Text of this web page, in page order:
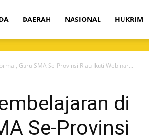
DAERAH NASIONAL HUKRIM
Guru SMA Se-Provinsi Riau Ikuti Webinar...
di
Se-Provinsi